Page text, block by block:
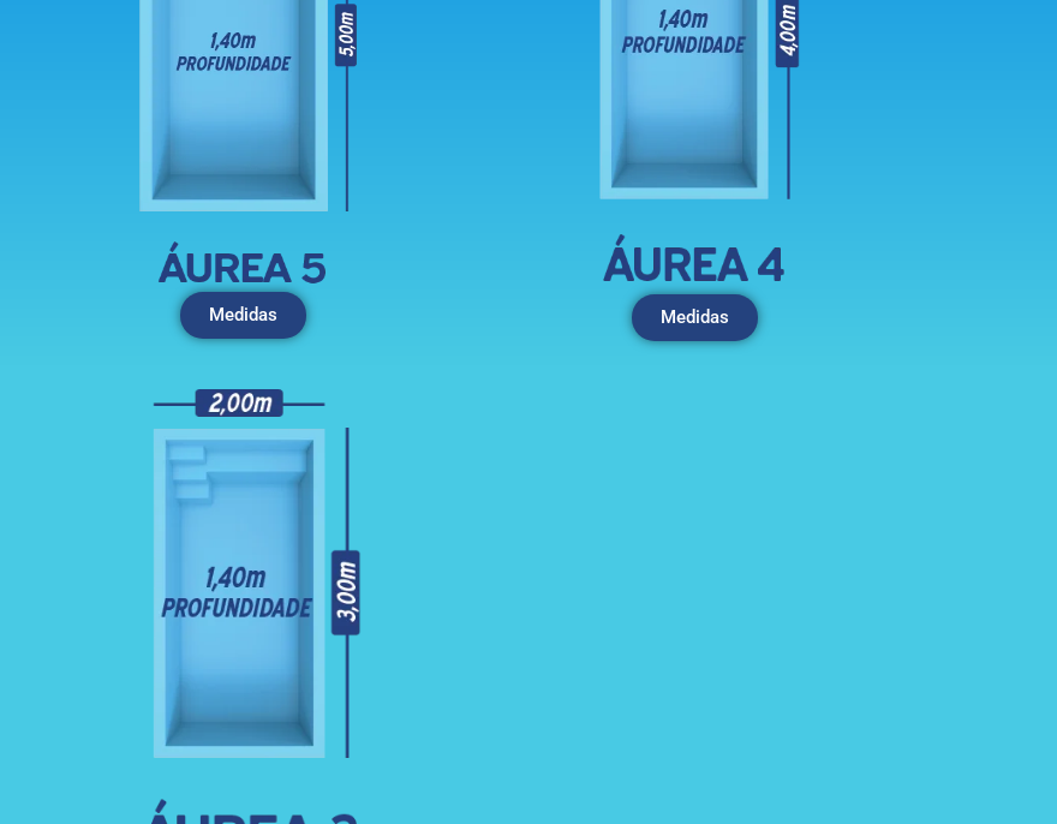
Medidas Medidas